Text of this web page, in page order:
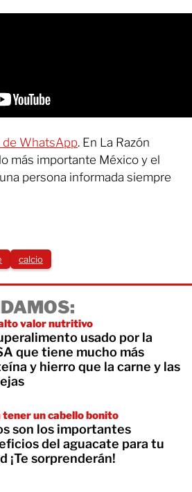
de WhatsApp. En La Razón
más importante México y el
persona informada siempre
calcio
valor nutritivo
usado por la
que tiene mucho más
y hierro que la carne y las
tener un cabello bonito
son los importantes
del aguacate para tu
¡Te sorprenderán!